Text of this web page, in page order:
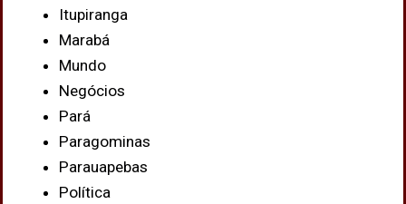
Itupiranga
Marabá
Mundo
Negócios
Pará
Paragominas
Parauapebas
Política